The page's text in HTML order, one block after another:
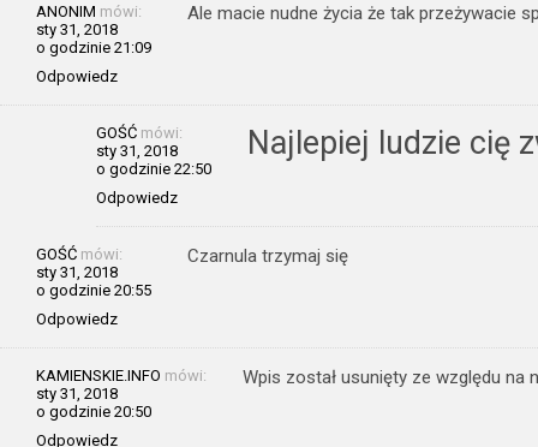
ANONIM mówi:
sty 31, 2018
o godzinie 21:09
Odpowiedz
Ale macie nudne życia że tak przeżywacie
GOŚĆ mówi:
sty 31, 2018
o godzinie 22:50
Odpowiedz
Najlepiej ludzie cię
GOŚĆ mówi:
sty 31, 2018
o godzinie 20:55
Odpowiedz
Czarnula trzymaj się
KAMIENSKIE.INFO mówi:
sty 31, 2018
o godzinie 20:50
Odpowiedz
Wpis został usunięty ze względu na